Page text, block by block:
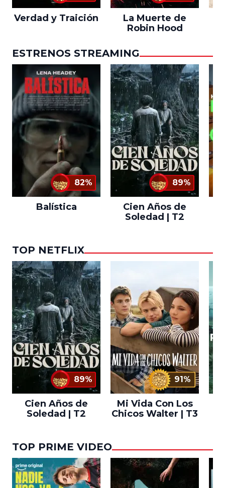
Verdad y Traición
La Muerte de
Robin Hood
ESTRENOS STREAMING
82%
Balística
89%
Cien Años de
Soledad | T2
TOP NETFLIX
89%
Cien Años de
Soledad | T2
91%
Mi Vida Con Los
Chicos Walter | T3
TOP PRIME VIDEO